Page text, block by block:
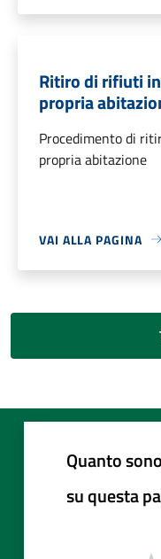
Ritiro di rifiuti
propria
Procedimento di
propria abitazione
VAI ALLA PAGINA
Quanto
su questa